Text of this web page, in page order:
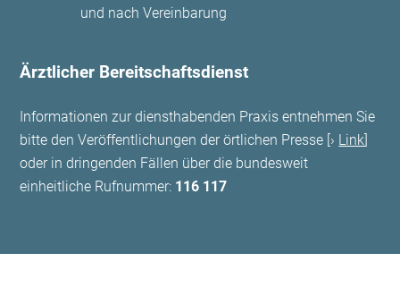
und nach Vereinbarung
Ärztlicher Bereitschaftsdienst
Informationen zur diensthabenden Praxis entnehmen Sie
bitte den Veröffentlichungen der örtlichen Presse [
Link
oder in dringenden Fällen über die bundesweit
einheitliche Rufnummer: 116 117